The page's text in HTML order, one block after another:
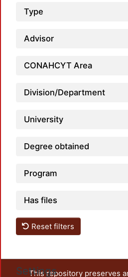
Type
Advisor
CONAHCYT Area
Division/Department
University
Degree obtained
Program
Has files
Reset filters
Settings
This repository preserves